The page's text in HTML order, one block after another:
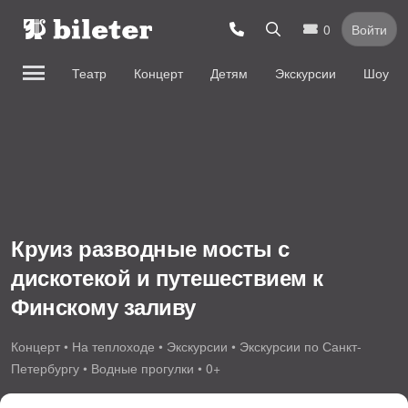
0 Войти
Театр Концерт Детям Экскурсии Шоу
Круиз разводные мосты с
дискотекой и путешествием к
Финскому заливу
Концерт • На теплоходе • Экскурсии • Экскурсии по Санкт-
Петербургу • Водные прогулки • 0+